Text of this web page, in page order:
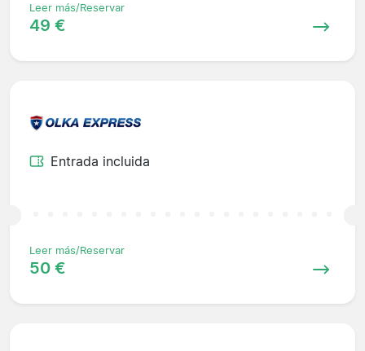
Leer más/Reservar
49 €
Entrada incluida
Leer más/Reservar
50 €